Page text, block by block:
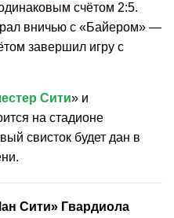
счётом 2:5.
вничью с «Байером» —
завершил игру с
Сити» и
на стадионе
свисток будет дан в
Сити» Гвардиола